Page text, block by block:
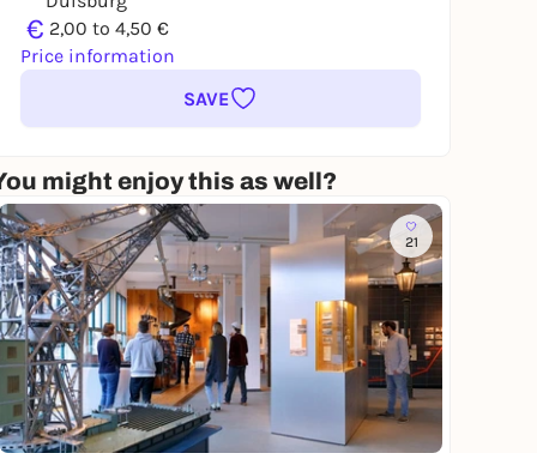
€ 2,00 to 4,50 €
Price information
SAVE
might enjoy this as well?
21